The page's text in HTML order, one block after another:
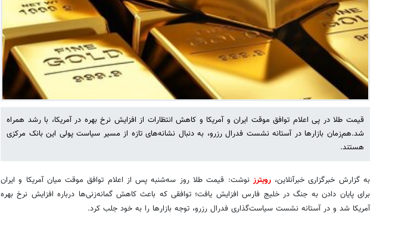
قیمت طلا در پی اعلام توافق موقت ایران و آمریکا و کاهش انتظارات از افزایش نرخ بهره در آمریکا، با رشد همراه
شد.هم‌زمان بازارها در آستانه نشست فدرال رزرو، به دنبال نشانه‌های تازه از مسیر سیاست پولی این بانک مرکزی
هستند.
به گزارش خبرگزاری خبرآنلاین،رویترزنوشت: قیمت طلا روز سه‌شنبه پس از اعلام توافق موقت میان آمریکا و ایران
برای پایان دادن به جنگ در خلیج فارس افزایش یافت؛ توافقی که باعث کاهش گمانه‌زنی‌ها درباره افزایش نرخ بهره
آمریکا شد و در آستانه نشست سیاست‌گذاری فدرال رزرو، توجه بازارها را به خود جلب کرد.